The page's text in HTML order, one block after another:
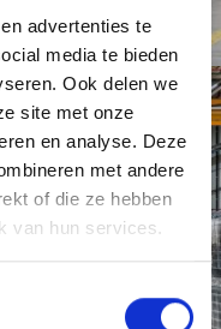
advertenties te
media te bieden
Ook delen we
site met onze
en analyse. Deze
met andere
of die ze hebben
van hun services.